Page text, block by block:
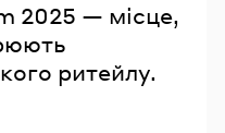
2025 — місце,
ритейлу.